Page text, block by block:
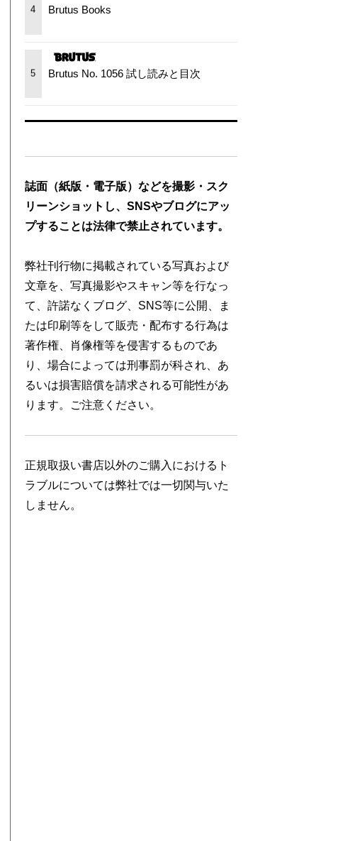
4 Brutus Books
5 Brutus No. 1056 試し読みと目次
誌面（紙版・電子版）などを撮影・スク
リーンショットし、SNSやブログにアッ
プすることは法律で禁止されています。
弊社刊行物に掲載されている写真および
文章を、写真撮影やスキャン等を行なっ
て、許諾なくブログ、SNS等に公開、ま
たは印刷等をして販売・配布する行為は
著作権、肖像権等を侵害するものであ
り、場合によっては刑事罰が科され、あ
るいは損害賠償を請求される可能性があ
ります。ご注意ください。
正規取扱い書店以外のご購入におけるト
ラブルについては弊社では一切関与いた
しません。